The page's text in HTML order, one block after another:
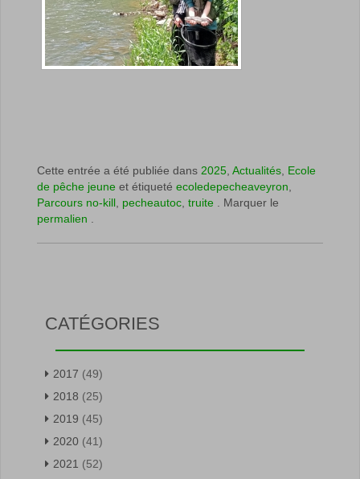
Cette entrée a été publiée dans 2025 Actualités Ecole
de pêche jeune et étiqueté ecoledepecheaveyron
Parcours no-kill pecheautoc truite . Marquer le
permalien
CATÉGORIES
2017 (49)
2018 (25)
2019 (45)
2020 (41)
2021 (52)